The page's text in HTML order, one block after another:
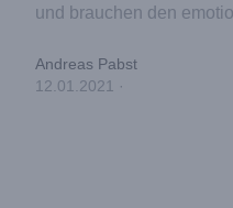
und brauchen den
Andreas Pabst
12.01.2021 ·